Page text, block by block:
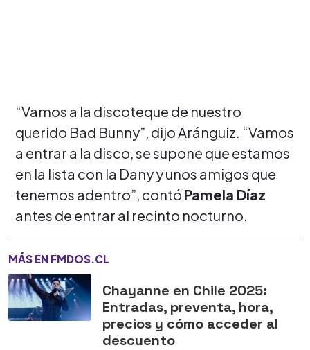
“Vamos a la discoteque de nuestro
querido Bad Bunny”, dijo Aránguiz. “Vamos
a entrar a la disco, se supone que estamos
en la lista con la Dany y unos amigos que
tenemos adentro”, contó Pamela Díaz
antes de entrar al recinto nocturno.
MÁS EN FMDOS.CL
Chayanne en Chile 2025:
Entradas, preventa, hora,
precios y cómo acceder al
descuento